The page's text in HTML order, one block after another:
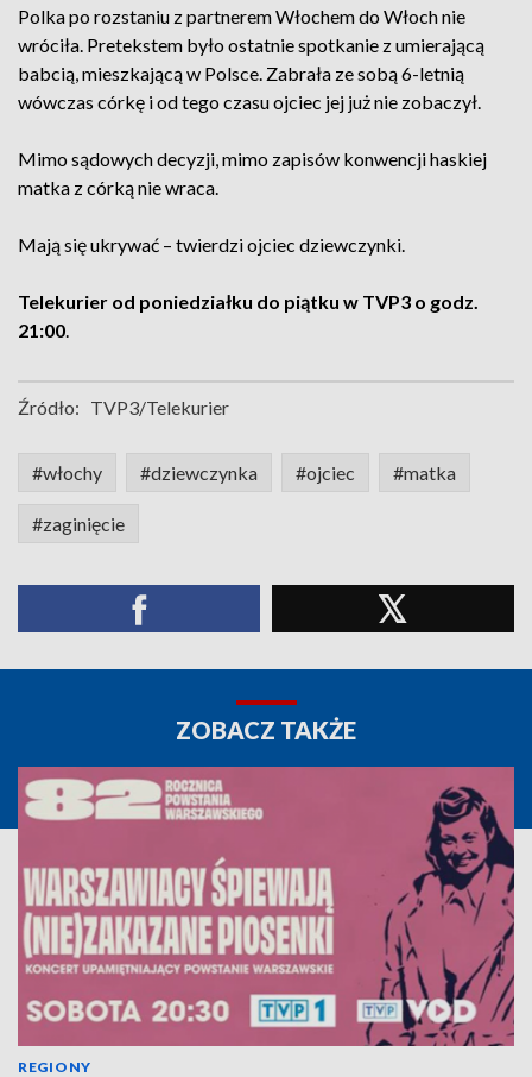
Polka po rozstaniu z partnerem Włochem do Włoch nie
wróciła. Pretekstem było ostatnie spotkanie z umierającą
babcią, mieszkającą w Polsce. Zabrała ze sobą 6-letnią
wówczas córkę i od tego czasu ojciec jej już nie zobaczył.
Mimo sądowych decyzji, mimo zapisów konwencji haskiej
matka z córką nie wraca.
Mają się ukrywać – twierdzi ojciec dziewczynki.
Telekurier od poniedziałku do piątku w TVP3 o godz.
21:00.
Źródło: TVP3/Telekurier
#włochy #dziewczynka #ojciec #matka
#zaginięcie
ZOBACZ TAKŻE
REGIONY